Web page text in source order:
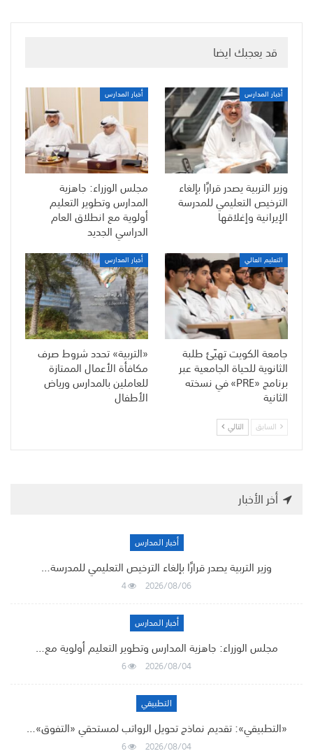
قد يعجبك ايضا
أخبار المدارس
وزير التربية يصدر قرارًا بإلغاء
الترخيص التعليمي للمدرسة
الإيرانية وإغلاقها
أخبار المدارس
مجلس الوزراء: جاهزية
المدارس وتطوير التعليم
أولوية مع انطلاق العام
الدراسي الجديد
التعليم العالي
جامعة الكويت تهيّئ طلبة
الثانوية للحياة الجامعية عبر
برنامج «PRE» في نسخته
الثانية
أخبار المدارس
«التربية» تحدد شروط صرف
مكافأة الأعمال الممتازة
للعاملين بالمدارس ورياض
الأطفال
السابق التالي
أخر الأخبار
أخبار المدارس
وزير التربية يصدر قرارًا بإلغاء الترخيص التعليمي للمدرسة…
2026/08/06
4
أخبار المدارس
مجلس الوزراء: جاهزية المدارس وتطوير التعليم أولوية مع…
2026/08/04
6
التطبيقي
«التطبيقي»: تقديم نماذج تحويل الرواتب لمستحقي «التفوق»…
2026/08/04
6